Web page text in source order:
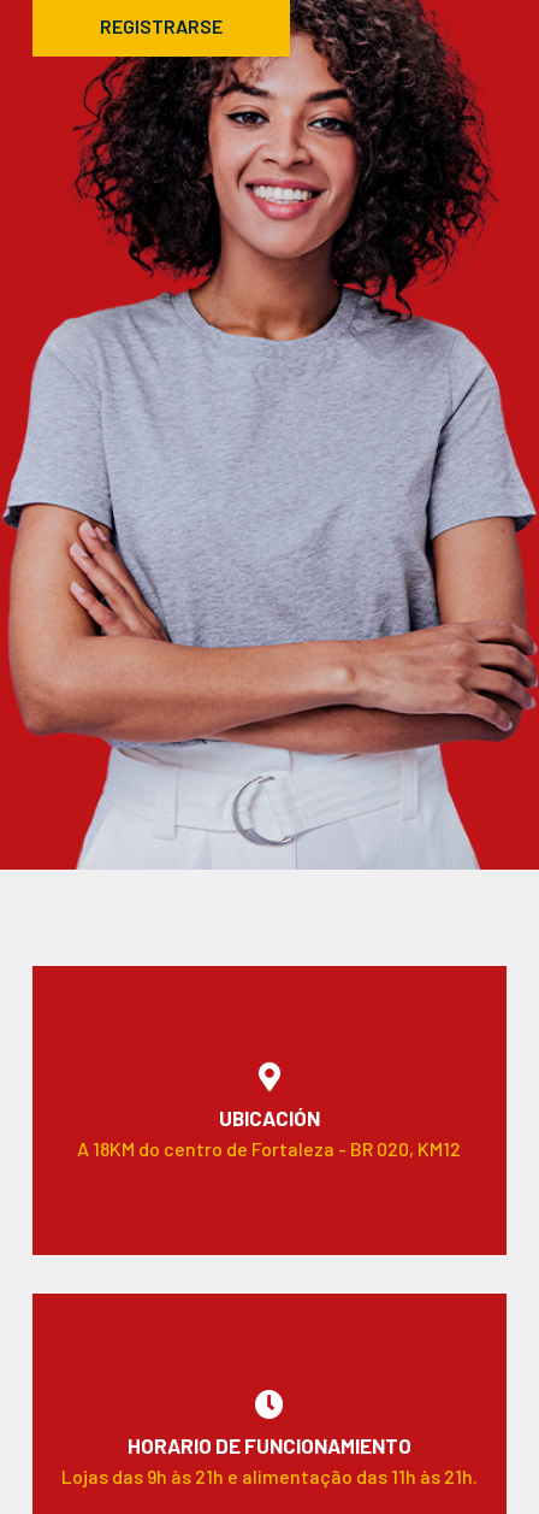
REGISTRARSE
UBICACIÓN
A 18KM do centro de Fortaleza - BR 020, KM12
HORARIO DE FUNCIONAMIENTO
Lojas das 9h às 21h e alimentação das 11h às 21h.